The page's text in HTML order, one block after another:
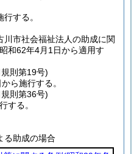
する。
川市社会福祉法人の助成に関
和62年4月1日から適用す
規則第19号)
ら施行する。
規則第36号)
する。
助成の場合